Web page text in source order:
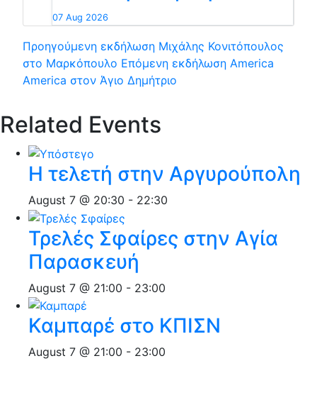
07 Aug 2026
Προηγούμενη εκδήλωση Μιχάλης Κονιτόπουλος
στο Μαρκόπουλο Επόμενη εκδήλωση America
America στον Άγιο Δημήτριο
Related Events
Η τελετή στην Αργυρούπολη
August 7 @ 20:30 - 22:30
Τρελές Σφαίρες στην Αγία
Παρασκευή
August 7 @ 21:00 - 23:00
Καμπαρέ στο ΚΠΙΣΝ
August 7 @ 21:00 - 23:00